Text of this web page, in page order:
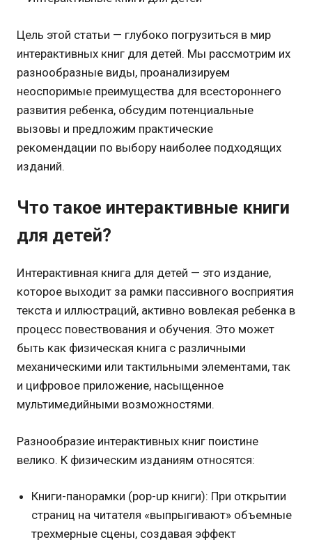
Цель этой статьи — глубоко погрузиться в мир
интерактивных книг для детей. Мы рассмотрим их
разнообразные виды, проанализируем
неоспоримые преимущества для всестороннего
развития ребенка, обсудим потенциальные
вызовы и предложим практические
рекомендации по выбору наиболее подходящих
изданий.
Что такое интерактивные книги
для детей?
Интерактивная книга для детей — это издание,
которое выходит за рамки пассивного восприятия
текста и иллюстраций, активно вовлекая ребенка в
процесс повествования и обучения. Это может
быть как физическая книга с различными
механическими или тактильными элементами, так
и цифровое приложение, насыщенное
мультимедийными возможностями.
Разнообразие интерактивных книг поистине
велико. К физическим изданиям относятся:
Книги-панорамки (pop-up книги): При открытии
страниц на читателя «выпрыгивают» объемные
трехмерные сцены, создавая эффект